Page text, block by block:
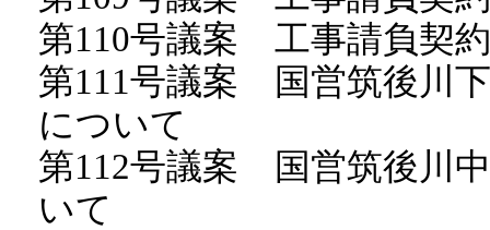
第110号議案 工事請負契
第111号議案 国営筑後川
について
第112号議案 国営筑後川
いて